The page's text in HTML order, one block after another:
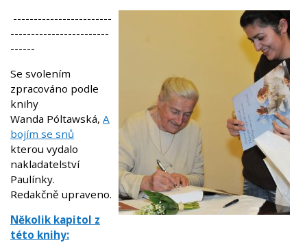
------------------------
------------------------
------
Se svolením
zpracováno podle
knihy
Wanda Póltawská, A
bojím se snů
kterou vydalo
nakladatelství
Paulínky.
Redakčně upraveno.
Několik kapitol z
této knihy: